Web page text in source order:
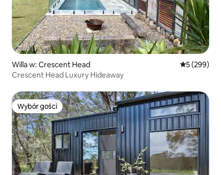
Willa w: Crescent Head Średnia
5 (299)
Crescent Head Luxury Hideaway
Wybór gości
Wybór gości